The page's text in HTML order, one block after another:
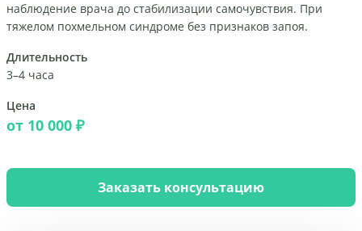
наблюдение врача до стабилизации самочувствия. При
тяжелом похмельном синдроме без признаков запоя.
Длительность
3–4 часа
Цена
от 10 000 ₽
Заказать консультацию